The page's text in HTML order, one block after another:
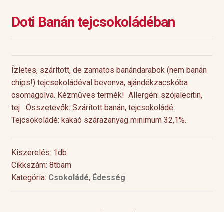
Doti Banán tejcsokoládéban
Ízletes, szárított, de zamatos banándarabok (nem banán
chips!) tejcsokoládéval bevonva, ajándékzacskóba
csomagolva. Kézműves termék! Allergén: szójalecitin,
tej Összetevők: Szárított banán, tejcsokoládé.
Tejcsokoládé: kakaó szárazanyag minimum 32,1%.
Kiszerelés: 1db
Cikkszám: 8tbam
Kategória: Csokoládé, Édesség